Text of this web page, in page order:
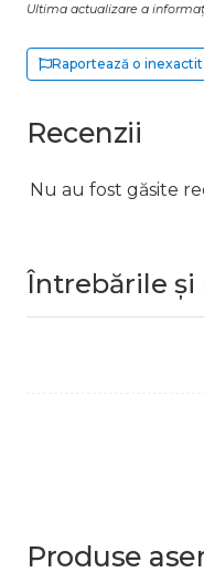
Ultima actualizare a
Raportează o
Recenzii
Nu au fost găsite
Întrebările
Produse